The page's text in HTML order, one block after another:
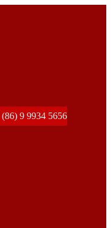
(86) 9 9934 5656